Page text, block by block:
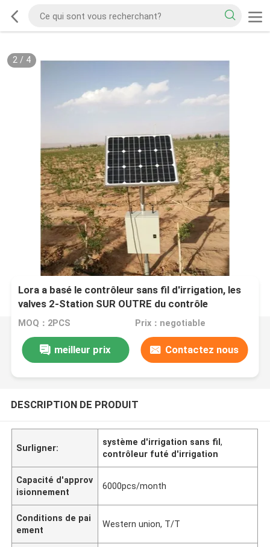
2/ 4
Lora a basé le contrôleur sans fil d'irrigation, les
valves 2-Station SUR OUTRE du contrôle
MOQ：2PCS Prix：negotiable
meilleur prix Contactez nous
DESCRIPTION DE PRODUIT
Surligner:
système d'irrigation sans fil,
contrôleur futé d'irrigation
Capacité d'approv
isionnement
6000pcs/month
Conditions de pai
ement
Western union, T/T